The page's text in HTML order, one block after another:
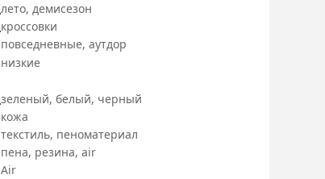
лето, демисезон
кроссовки
повседневные, аутдор
низкие
зеленый, белый, черный
кожа
текстиль, пеноматериал
пена, резина, air
Air